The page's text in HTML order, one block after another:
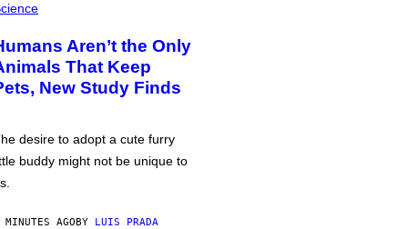
Aren’t the Only
That Keep
New Study Finds
desire to adopt a cute furry
buddy might not be unique to
AGOBY LUIS PRADA